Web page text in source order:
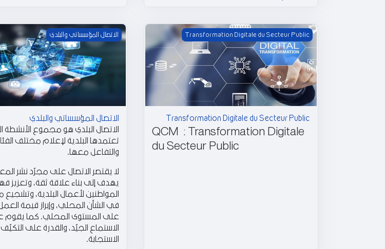
Transformation Digitale du Secteur Public
Transformation Digitale du Secteur Public
Transformation Digitale du Secteur Public
QCM : Transformation Digitale
du Secteur Public
الاتصال المؤسساتي والبلدي
الاتصال المؤسساتي والبلدي
الاتصال المؤسساتي والبلدي
الاتصال البلدي هو مجموع الأنشطة
تعتمدها البلدية لإعلام مختلف
والتفاعل معها.
لا يقتصر الاتصال على مجرّد نشر
يهدف إلى بناء علاقة ثقة، وتعزيز
المواطنين لأعمال البلدية،
في الشأن المحلي، وإبراز قيمة
على المستوى المحلي. كما يقوم
الاستماع الجيّد، والقدرة على
الاستجابة.